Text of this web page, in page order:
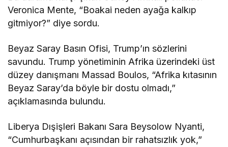
Veronica Mente, “Boakai neden ayağa kalkıp
gitmiyor?” diye sordu.
Beyaz Saray Basın Ofisi, Trump’ın sözlerini
savundu. Trump yönetiminin Afrika üzerindeki üst
düzey danışmanı Massad Boulos, “Afrika kıtasının
Beyaz Saray’da böyle bir dostu olmadı,”
açıklamasında bulundu.
Liberya Dışişleri Bakanı Sara Beysolow Nyanti,
“Cumhurbaşkanı açısından bir rahatsızlık yok,”